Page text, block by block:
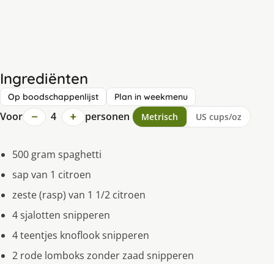
Ingrediënten
Op boodschappenlijst Plan in weekmenu
Voor − 4 + personen Metrisch US cups/oz
500 gram spaghetti
sap van 1 citroen
zeste (rasp) van 1 1/2 citroen
4 sjalotten snipperen
4 teentjes knoflook snipperen
2 rode lomboks zonder zaad snipperen